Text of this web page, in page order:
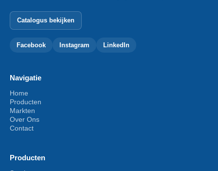
Catalogus bekijken
Facebook Instagram LinkedIn
Navigatie
Home
Producten
Markten
Over Ons
Contact
Producten